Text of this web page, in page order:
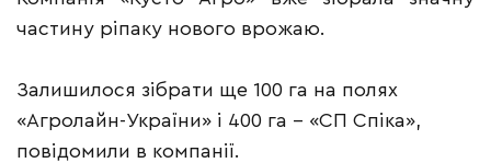
частину ріпаку нового врожаю.
Залишилося зібрати ще 100 га на полях
«Агролайн-України» і 400 га – «СП Спіка»,
повідомили в компанії.